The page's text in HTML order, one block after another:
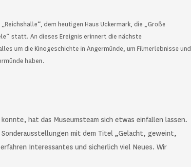
dem heutigen Haus Uckermark, die „Große
statt. An dieses Ereignis erinnert die nächste
um die Kinogeschichte in Angermünde, um Filmerlebnisse und
haben.
hat das Museumsteam sich etwas einfallen lassen.
mit dem Titel „Gelacht, geweint,
Interessantes und sicherlich viel Neues. Wir